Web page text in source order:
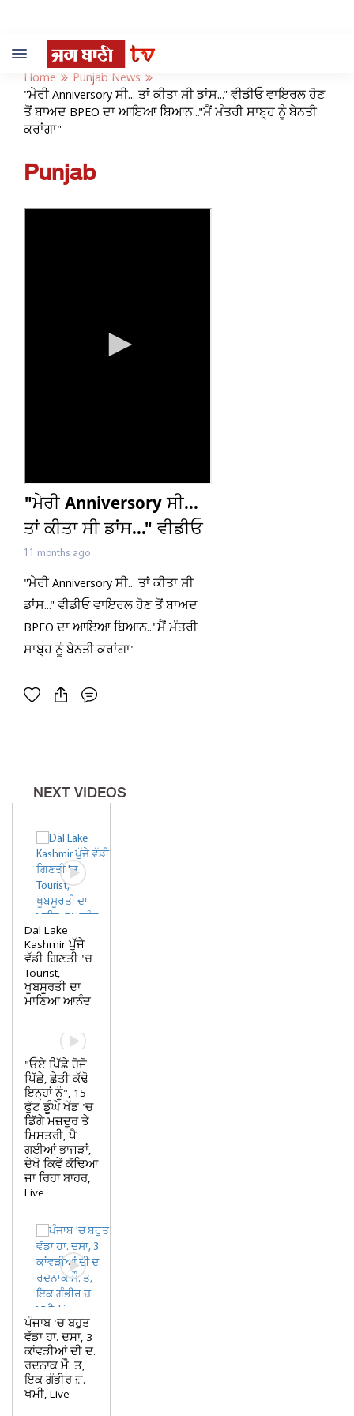
Toggle
navigation
Home
Punjab News
"ਮੇਰੀ Anniversory ਸੀ... ਤਾਂ ਕੀਤਾ ਸੀ ਡਾਂਸ..." ਵੀਡੀਓ ਵਾਇਰਲ ਹੋਣ
ਤੋਂ ਬਾਅਦ BPEO ਦਾ ਆਇਆ ਬਿਆਨ..."ਮੈਂ ਮੰਤਰੀ ਸਾਬ੍ਹ ਨੂੰ ਬੇਨਤੀ
ਕਰਾਂਗਾ"
Punjab
"ਮੇਰੀ Anniversory ਸੀ...
ਤਾਂ ਕੀਤਾ ਸੀ ਡਾਂਸ..." ਵੀਡੀਓ
ਵਾਇਰਲ ਹੋਣ ਤੋਂ ਬਾਅਦ
BPEO ਦਾ ਆਇਆ
ਬਿਆਨ..."ਮੈਂ ਮੰਤਰੀ ਸਾਬ੍ਹ ਨੂੰ
ਬੇਨਤੀ ਕਰਾਂਗਾ"
11 months ago
"ਮੇਰੀ Anniversory ਸੀ... ਤਾਂ ਕੀਤਾ ਸੀ
ਡਾਂਸ..." ਵੀਡੀਓ ਵਾਇਰਲ ਹੋਣ ਤੋਂ ਬਾਅਦ
BPEO ਦਾ ਆਇਆ ਬਿਆਨ..."ਮੈਂ ਮੰਤਰੀ
ਸਾਬ੍ਹ ਨੂੰ ਬੇਨਤੀ ਕਰਾਂਗਾ"
NEXT VIDEOS
Dal Lake
Kashmir ਪੁੱਜੇ
ਵੱਡੀ ਗਿਣਤੀ 'ਚ
Tourist,
ਖੂਬਸੂਰਤੀ ਦਾ
ਮਾਣਿਆ ਆਨੰਦ
"ਓਏ ਪਿੱਛੇ ਹੋਜੋ
ਪਿੱਛੇ, ਛੇਤੀ ਕੱਢੋ
ਇਨ੍ਹਾਂ ਨੂੰ", 15
ਫੁੱਟ ਡੂੰਘੇ ਖੱਡ 'ਚ
ਡਿੱਗੇ ਮਜ਼ਦੂਰ ਤੇ
ਮਿਸਤਰੀ, ਪੈ
ਗਈਆਂ ਭਾਜੜਾਂ,
ਦੇਖੋ ਕਿਵੇਂ ਕੱਢਿਆ
ਜਾ ਰਿਹਾ ਬਾਹਰ,
Live
ਪੰਜਾਬ 'ਚ ਬਹੁਤ
ਵੱਡਾ ਹਾ. ਦਸਾ, 3
ਕਾਂਵੜੀਆਂ ਦੀ ਦ.
ਰਦਨਾਕ ਮੌ. ਤ,
ਇਕ ਗੰਭੀਰ ਜ਼.
ਖਮੀ, Live